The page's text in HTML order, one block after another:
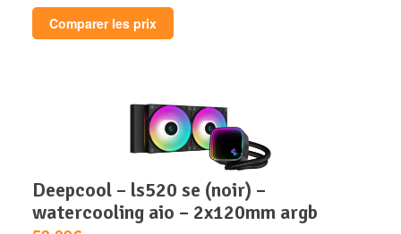
Comparer les prix
deepcool – ls520 se (noir) –
watercooling aio – 2x120mm argb